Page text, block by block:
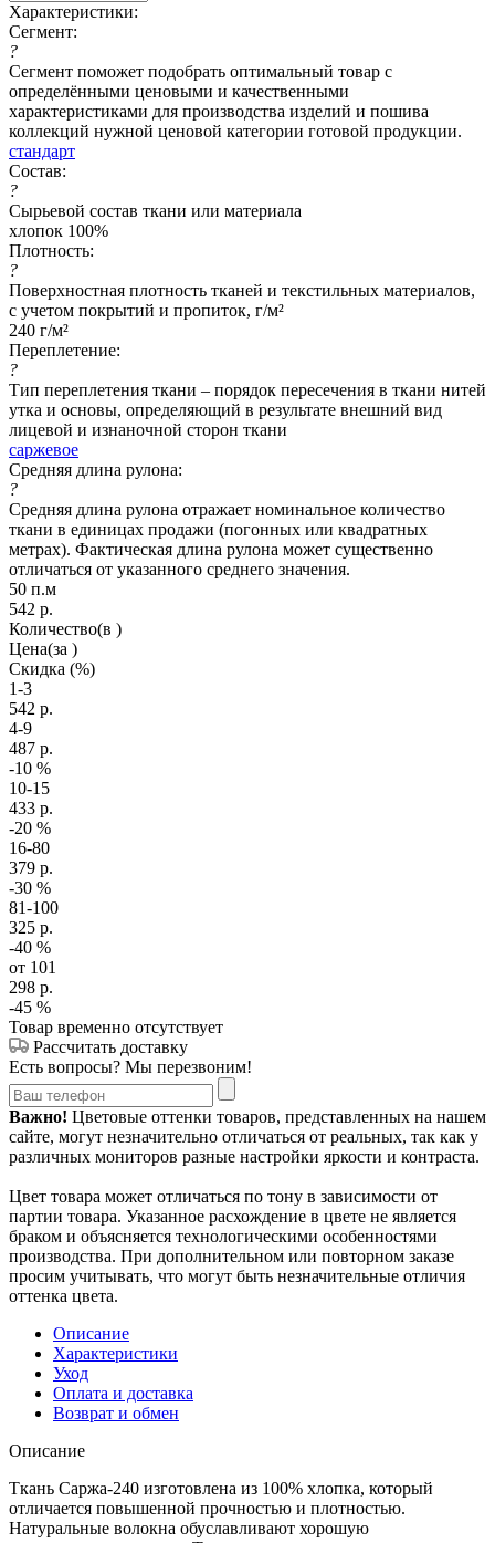
Характеристики:
Сегмент:
?
Сегмент поможет подобрать оптимальный товар с
определёнными ценовыми и качественными
характеристиками для производства изделий и пошива
коллекций нужной ценовой категории готовой продукции.
стандарт
Состав:
?
Сырьевой состав ткани или материала
хлопок 100%
Плотность:
?
Поверхностная плотность тканей и текстильных материалов,
с учетом покрытий и пропиток, г/м²
240 г/м²
Переплетение:
?
Тип переплетения ткани – порядок пересечения в ткани нитей
утка и основы, определяющий в результате внешний вид
лицевой и изнаночной сторон ткани
саржевое
Средняя длина рулона:
?
Средняя длина рулона отражает номинальное количество
ткани в единицах продажи (погонных или квадратных
метрах). Фактическая длина рулона может существенно
отличаться от указанного среднего значения.
50 п.м
542 р.
Количество(в )
Цена(за )
Скидка (%)
1-3
542 р.
4-9
487 р.
-10 %
10-15
433 р.
-20 %
16-80
379 р.
-30 %
81-100
325 р.
-40 %
от 101
298 р.
-45 %
Товар временно отсутствует
Рассчитать доставку
Есть вопросы? Мы перезвоним!
Важно! Цветовые оттенки товаров, представленных на нашем
сайте, могут незначительно отличаться от реальных, так как у
различных мониторов разные настройки яркости и контраста.
Цвет товара может отличаться по тону в зависимости от
партии товара. Указанное расхождение в цвете не является
браком и объясняется технологическими особенностями
производства. При дополнительном или повторном заказе
просим учитывать, что могут быть незначительные отличия
оттенка цвета.
Описание
Характеристики
Уход
Оплата и доставка
Возврат и обмен
Описание
Ткань Саржа-240 изготовлена из 100% хлопка, который
отличается повышенной прочностью и плотностью.
Натуральные волокна обуславливают хорошую